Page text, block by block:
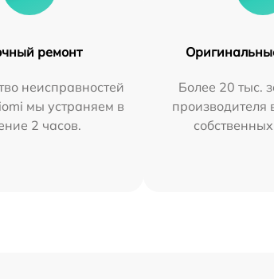
ремонт
неисправностей
мы устраняем в
2 часов.
Более 20 тыс.
производителя